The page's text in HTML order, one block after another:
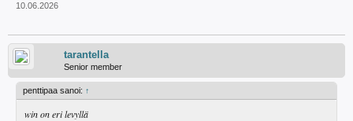
10.06.2026
tarantella
Senior member
penttipaa sanoi: ↑
win on eri levyllä